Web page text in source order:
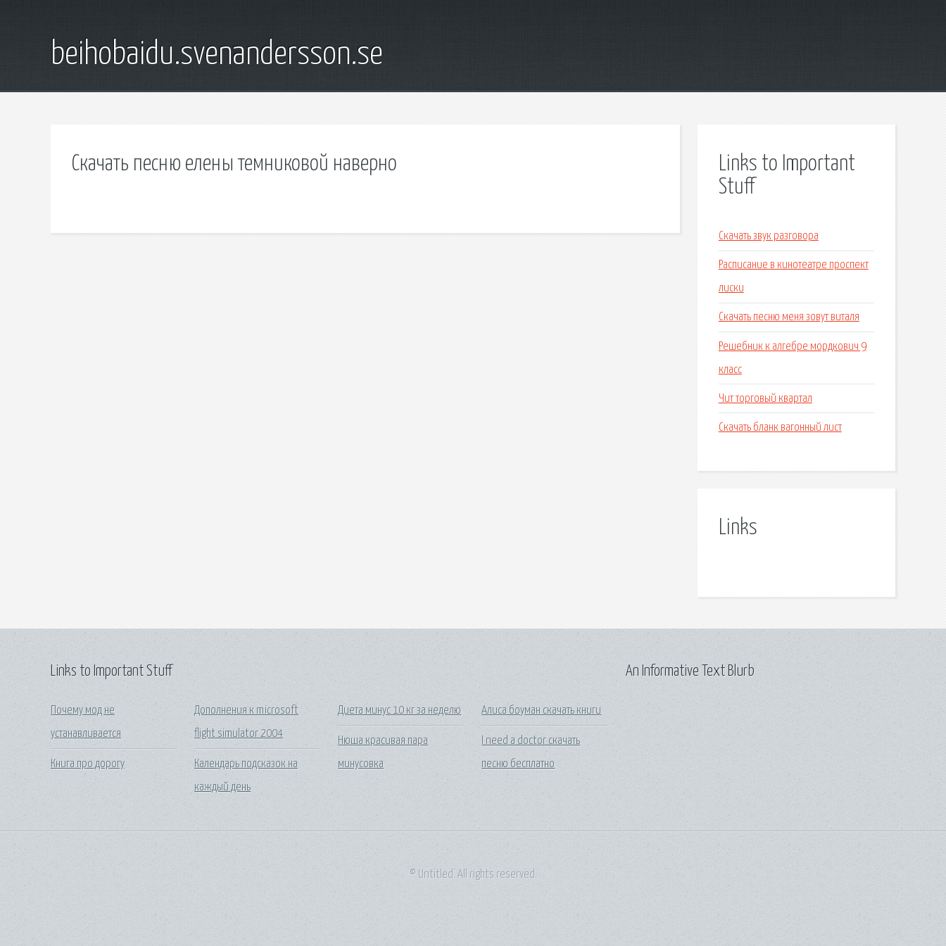
beihobaidu.svenandersson.se
Скачать песню елены темниковой наверно
Links to Important
Stuff
Скачать звук разговора
Расписание в кинотеатре проспект
лиски
Скачать песню меня зовут виталя
Решебник к алгебре мордкович 9
класс
Чит торговый квартал
Скачать бланк вагонный лист
Links
Links to Important Stuff
Почему мод не
устанавливается
Книга про дорогу
Дополнения к microsoft
flight simulator 2004
Календарь подсказок на
каждый день
Диета минус 10 кг за неделю
Нюша красивая пара
минусовка
Алиса боуман скачать книги
I need a doctor скачать
песню бесплатно
An Informative Text Blurb
© Untitled. All rights reserved.